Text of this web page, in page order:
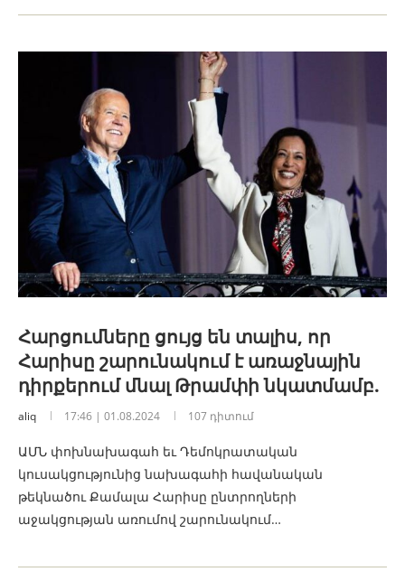
Հարցումները ցույց են տալիս, որ
Հարիսը շարունակում է առաջնային
դիրքերում մնալ Թրամփի նկատմամբ.
aliq 17:46 | 01.08.2024 107 դիտում
ԱՄՆ փոխնախագահ եւ Դեմոկրատական
կուսակցությունից նախագահի հավանական
թեկնածու Քամալա Հարիսը ընտրողների
աջակցության առումով շարունակում…